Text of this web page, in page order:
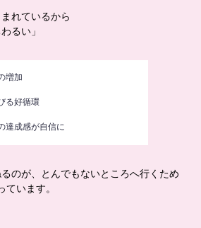
れているから
るい」
増加
る好循環
達成感が自信に
のが、とんでもないところへ行くため
ています。